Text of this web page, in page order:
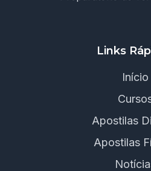
Links
Início
Apostilas
Apostilas